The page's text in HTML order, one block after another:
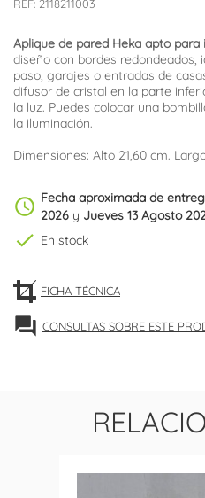
REF: 2118211003
Aplique de pared Heka apto
diseño con bordes redondeados,
paso, garajes o entradas de
difusor de cristal en la parte
la luz. Puedes colocar una
la iluminación.
Dimensiones: Alto 21,60 cm.
schedule Fecha aproximada de
2026 y Jueves 13 Agosto
check En stock
FICHA TÉCNICA
forum CONSULTAS SOBRE ESTE